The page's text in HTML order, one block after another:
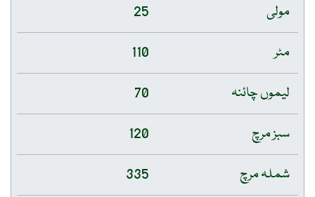
مولی
25
مٹر
110
لیموں چائنہ
70
سبز مرچ
120
شملہ مرچ
335